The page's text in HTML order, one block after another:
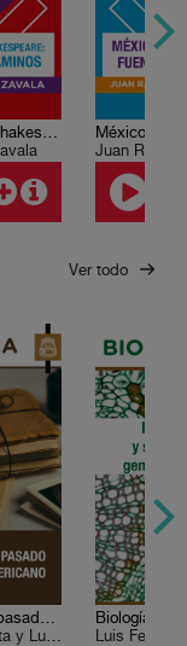
Cervantes y Shakespeare: cruce de caminos
Ver todo
Historia 2. El pasado mesoamericano
Gibrán Bautista y Lugo
Luis Felipe